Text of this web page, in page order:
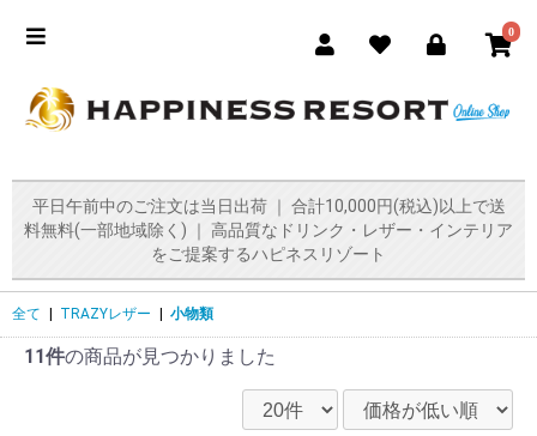
0
平日午前中のご注文は当日出荷 ｜ 合計10,000円(税込)以上で送
料無料(一部地域除く) ｜ 高品質なドリンク・レザー・インテリア
をご提案するハピネスリゾート
全て TRAZYレザー 小物類
11件の商品が見つかりました